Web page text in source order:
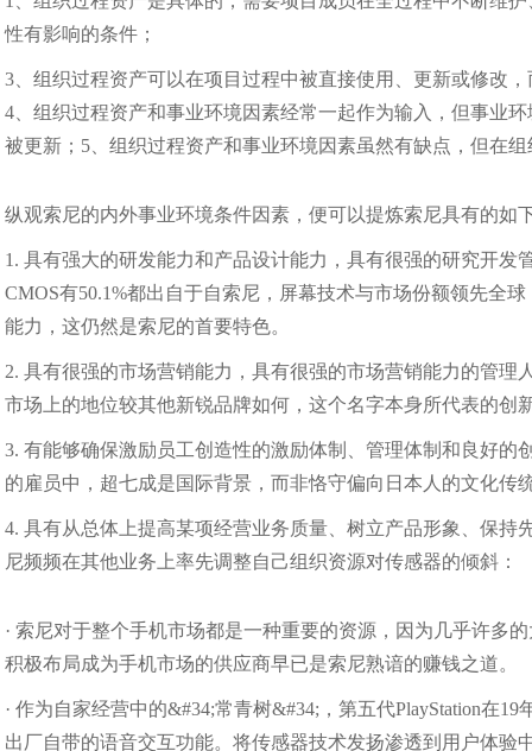
性有影响的条件；
3、组织过程资产可以在项目过程中被直接使用、更新或修改
4、组织过程资产和事业环境因素经常一起作为输入，但事业
被更新；5、组织过程资产和事业环境因素虽然有缺点，但在
纵观索尼的内外事业环境条件因素，便可以提炼索尼具有的如
1. 具有强大的研发能力和产品设计能力，具有很强的研究开
CMOS有50.1%都出自于自索尼，屏幕技术与市场份额领先全
能力，这仍然是索尼的首要特色。
2. 具有很强的市场营销能力，具有很强的市场营销能力的管
市场上的地位较其他新锐品牌如何，这个名字本身所代表的创
3. 有能够确保激励员工创造性的激励体制、管理体制和良好
的雇员中，超七成是国际背景，而非恪守偏向日本人的文化传
4. 具有从总体上提高某项经营业务质量、树立产品形象、保
尼频频在其他业务上率先调整自己组织资源对传感器的倾斜：
· 索尼对于整个手机市场都是一种重要的资源，因为几乎许多
积极布局成为手机市场的供应商早已是索尼熟谙的赚钱之道。
· 作为自家经营中的&#34;常青树&#34;，第五代PlayStation在
出厂自带的语音交互功能。将传感器技术发扬渗透到用户体